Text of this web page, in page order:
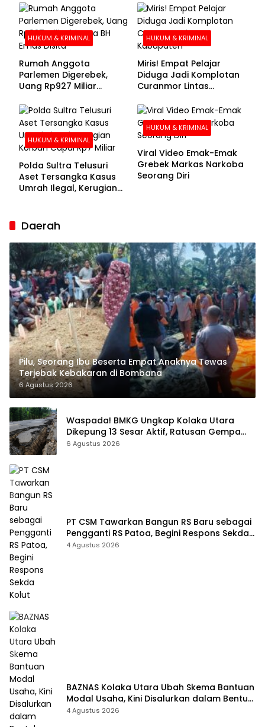
Buronan Segera
Menyerahkan Diri
HUKUM & KRIMINAL
Rumah Anggota
Parlemen Digerebek,
Uang Rp927 Miliar
HUKUM & KRIMINAL
Miris! Empat Pelajar
Diduga Jadi Komplotan
Curanmor Lintas
HUKUM & KRIMINAL
Polda Sultra Telusuri
Aset Tersangka Kasus
Umrah Ilegal, Kerugian
HUKUM & KRIMINAL
Viral Video Emak-Emak
Grebek Markas Narkoba
Seorang Diri
Daerah
Pilu, Seorang Ibu Beserta Empat Anaknya Tewas
Terjebak Kebakaran di Bombana
6 Agustus 2026
Waspada! BMKG Ungkap Kolaka Utara
Dikepung 13 Sesar Aktif, Ratusan Gempa
Sudah Terekam
6 Agustus 2026
PT CSM Tawarkan Bangun RS Baru sebagai
Pengganti RS Patoa, Begini Respons Sekda
Kolut
4 Agustus 2026
BAZNAS Kolaka Utara Ubah Skema Bantuan
Modal Usaha, Kini Disalurkan dalam Bentuk
Barang Senilai Rp419,5 Juta
4 Agustus 2026